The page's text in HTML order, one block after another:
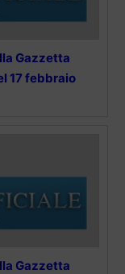
Gazzetta
17 febbraio
Gazzetta